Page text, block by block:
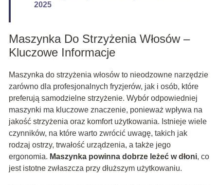
2025
Maszynka Do Strzyżenia Włosów –
Kluczowe Informacje
Maszynka do strzyżenia włosów to nieodzowne narzędzie
zarówno dla profesjonalnych fryzjerów, jak i osób, które
preferują samodzielne strzyżenie. Wybór odpowiedniej
maszynki ma kluczowe znaczenie, ponieważ wpływa na
jakość strzyżenia oraz komfort użytkowania. Istnieje wiele
czynników, na które warto zwrócić uwagę, takich jak
rodzaj ostrzy, trwałość urządzenia, a także jego
ergonomia. Maszynka powinna dobrze leżeć w dłoni, co
jest istotne zwłaszcza przy dłuższym użytkowaniu.